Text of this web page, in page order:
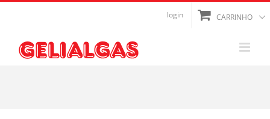
conteúdo
login CARRINHO